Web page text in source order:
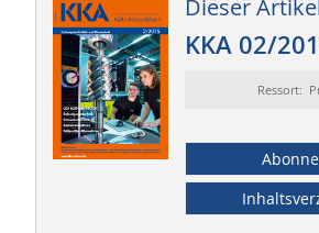
Dieser
KKA 02/
Ressort: